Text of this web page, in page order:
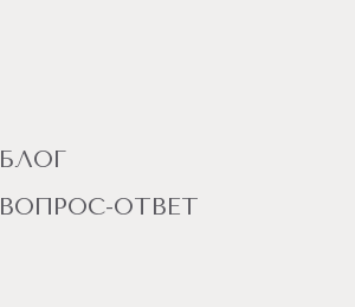
БЛОГ
ВОПРОС-ОТВЕТ